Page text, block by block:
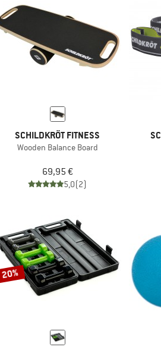
SCHILDKRÖT FITNESS
Wooden Balance Board
69,95 €
5,0(2)
20%